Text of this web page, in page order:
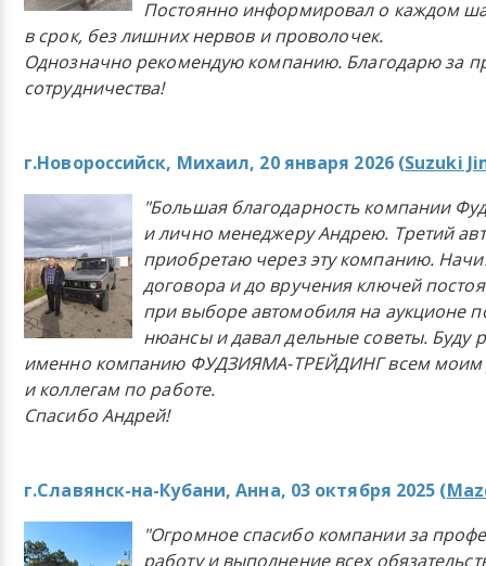
Постоянно информировал о каждом
в срок, без лишних нервов и проволочек.
Однозначно рекомендую компанию. Благодарю за
сотрудничества!
г.Новороссийск, Михаил, 20 января 2026 (Suzuki
"Большая благодарность компании
и лично менеджеру Андрею. Третий
приобретаю через эту компанию.
договора и до вручения ключей
при выборе автомобиля на аукционе
нюансы и давал дельные советы. Буду
именно компанию ФУДЗИЯМА-ТРЕЙДИНГ всем моим
и коллегам по работе.
Спасибо Андрей!
г.Славянск-на-Кубани, Анна, 03 октября 2025 (
"Огромное спасибо компании за
работу и выполнение всех